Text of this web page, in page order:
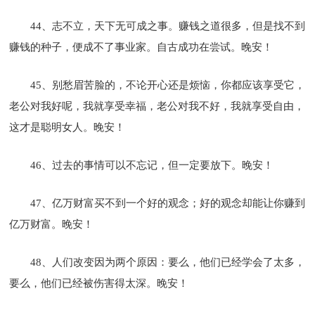
44、志不立，天下无可成之事。赚钱之道很多，但是找不到
赚钱的种子，便成不了事业家。自古成功在尝试。晚安！
45、别愁眉苦脸的，不论开心还是烦恼，你都应该享受它，
老公对我好呢，我就享受幸福，老公对我不好，我就享受自由，
这才是聪明女人。晚安！
46、过去的事情可以不忘记，但一定要放下。晚安！
47、亿万财富买不到一个好的观念；好的观念却能让你赚到
亿万财富。晚安！
48、人们改变因为两个原因：要么，他们已经学会了太多，
要么，他们已经被伤害得太深。晚安！